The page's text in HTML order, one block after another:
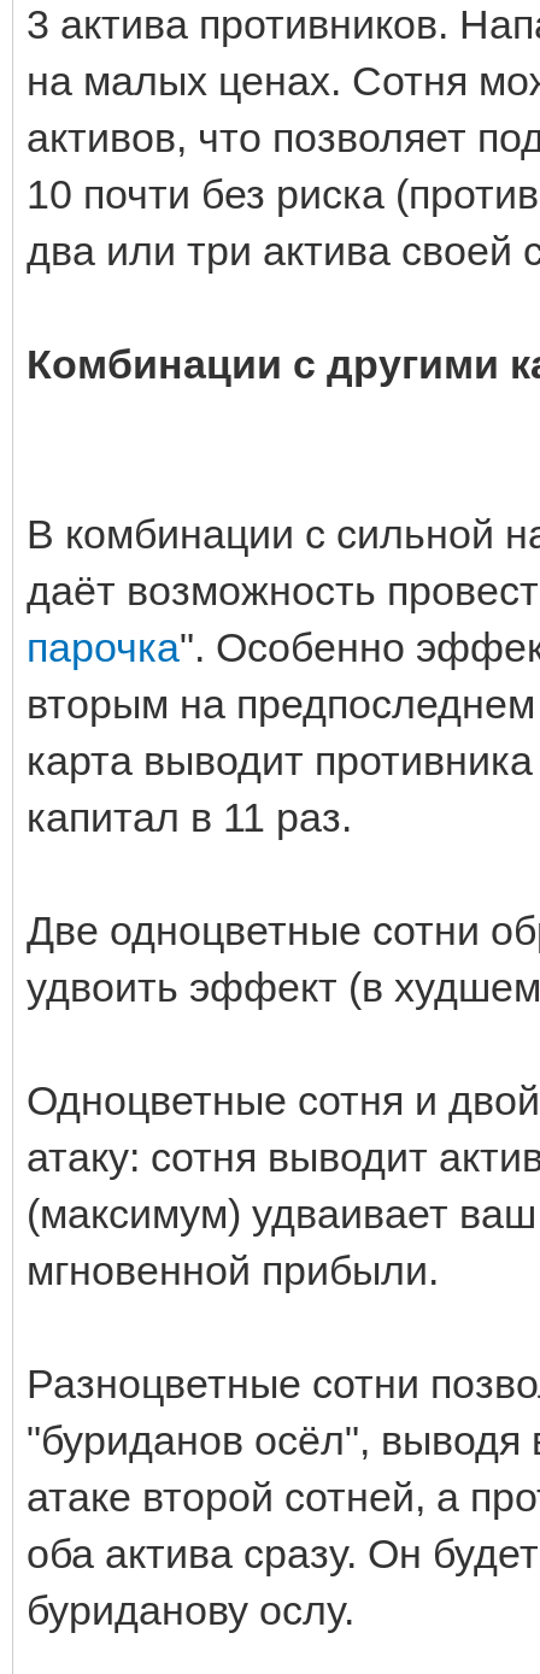
3 актива противников.
на малых ценах. Сотня
активов, что позволяет
10 почти без риска
два или три актива своей
Комбинации с другими
В комбинации с сильной
даёт возможность
парочка". Особенно
вторым на
карта выводит
капитал в 11 раз.
Две одноцветные сотни
удвоить эффект (в
Одноцветные сотня и
атаку: сотня выводит
(максимум) удваивает
мгновенной прибыли.
Разноцветные сотни
"буриданов осёл", выводя
атаке второй сотней, а
оба актива сразу. Он
буриданову ослу.